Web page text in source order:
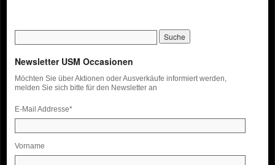
Newsletter USM Occasionen
Möchten Sie über Aktionen oder Ausverkäufe informiert werden,
melden Sie sich bitte für den Newsletter an
E-Mail Addresse*
Vorname